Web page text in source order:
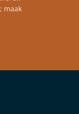
maak